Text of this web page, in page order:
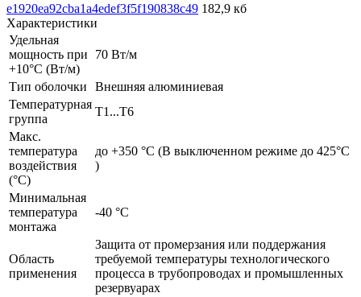
e1920ea92cba1a4edef3f5f190838c49 182,9 кб
Характеристики
Удельная
мощность при
+10°С (Вт/м)
70 Вт/м
Тип оболочки
Внешняя алюминиевая
Температурная
группа
Т1...Т6
Макс.
температура
воздействия
(°С)
до +350 °C (В выключенном режиме до 425°C
)
Минимальная
температура
монтажа
-40 °C
Область
применения
Защита от промерзания или поддержания
требуемой температуры технологического
процесса в трубопроводах и промышленных
резервуарах